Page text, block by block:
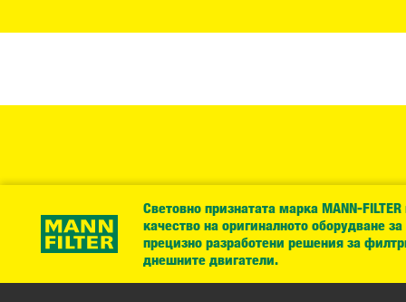
Световно признатата марка MANN-
качество на оригиналното оборудване
прецизно разработени решения за
днешните двигатели.